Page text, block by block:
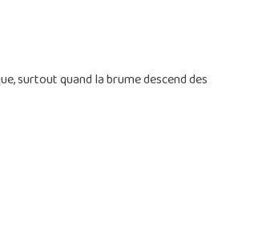
surtout quand la brume descend des